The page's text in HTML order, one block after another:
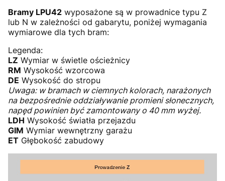
Bramy LPU42 wyposażone są w prowadnice typu Z
lub N w zależności od gabarytu, poniżej wymagania
wymiarowe dla tych bram:
Legenda:
LZ Wymiar w świetle ościeżnicy
RM Wysokość wzorcowa
DE Wysokość do stropu
Uwaga: w bramach w ciemnych kolorach, narażonych
na bezpośrednie oddziaływanie promieni słonecznych,
napęd powinien być zamontowany o 40 mm wyżej.
LDH Wysokość światła przejazdu
GIM Wymiar wewnętrzny garażu
ET Głębokość zabudowy